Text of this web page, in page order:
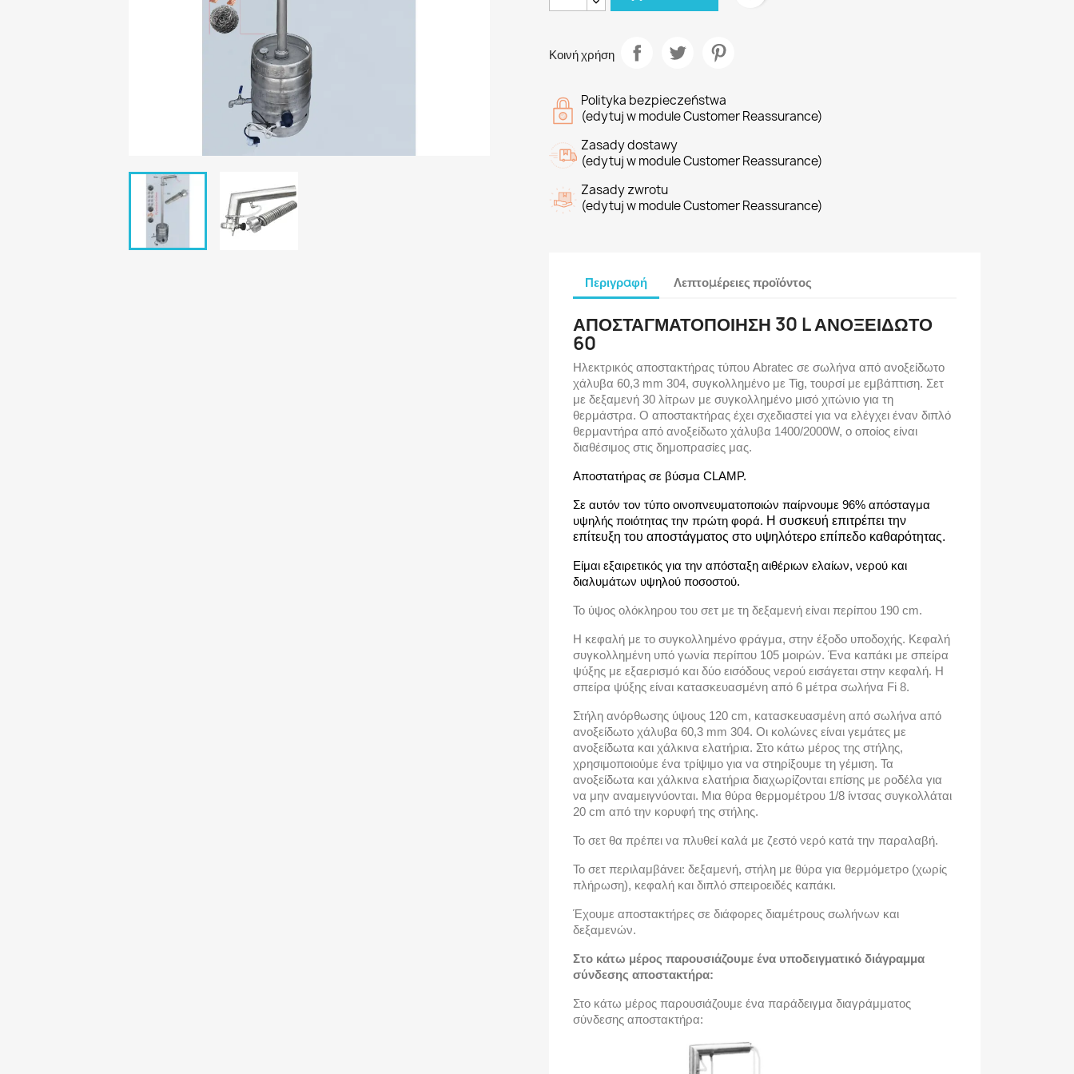
Κοινή χρήση
Polityka bezpieczeństwa
(edytuj w module Customer Reassurance)
Zasady dostawy
(edytuj w module Customer Reassurance)
Zasady zwrotu
(edytuj w module Customer Reassurance)
Περιγραφή Λεπτομέρειες προϊόντος
ΑΠΟΣΤΑΓΜΑΤΟΠΟΙΗΣΗ 30 L ΑΝΟΞΕΙΔΩΤΟ
60
Ηλεκτρικός αποστακτήρας τύπου Abratec σε σωλήνα από ανοξείδωτο
χάλυβα 60,3 mm 304, συγκολλημένο με Tig, τουρσί με εμβάπτιση. Σετ
με δεξαμενή 30 λίτρων με συγκολλημένο μισό χιτώνιο για τη
θερμάστρα. Ο αποστακτήρας έχει σχεδιαστεί για να ελέγχει έναν διπλό
θερμαντήρα από ανοξείδωτο χάλυβα 1400/2000W, ο οποίος είναι
διαθέσιμος στις δημοπρασίες μας.
Αποστατήρας σε βύσμα CLAMP.
Σε αυτόν τον τύπο οινοπνευματοποιών παίρνουμε 96% απόσταγμα
υψηλής ποιότητας την πρώτη φορά. Η συσκευή επιτρέπει την
επίτευξη του αποστάγματος στο υψηλότερο επίπεδο καθαρότητας.
Είμαι εξαιρετικός για την απόσταξη αιθέριων ελαίων, νερού και
διαλυμάτων υψηλού ποσοστού.
Το ύψος ολόκληρου του σετ με τη δεξαμενή είναι περίπου 190 cm.
Η κεφαλή με το συγκολλημένο φράγμα, στην έξοδο υποδοχής. Κεφαλή
συγκολλημένη υπό γωνία περίπου 105 μοιρών. Ένα καπάκι με σπείρα
ψύξης με εξαερισμό και δύο εισόδους νερού εισάγεται στην κεφαλή. Η
σπείρα ψύξης είναι κατασκευασμένη από 6 μέτρα σωλήνα Fi 8.
Στήλη ανόρθωσης ύψους 120 cm, κατασκευασμένη από σωλήνα από
ανοξείδωτο χάλυβα 60,3 mm 304. Οι κολώνες είναι γεμάτες με
ανοξείδωτα και χάλκινα ελατήρια. Στο κάτω μέρος της στήλης,
χρησιμοποιούμε ένα τρίψιμο για να στηρίξουμε τη γέμιση. Τα
ανοξείδωτα και χάλκινα ελατήρια διαχωρίζονται επίσης με ροδέλα για
να μην αναμειγνύονται. Μια θύρα θερμομέτρου 1/8 ίντσας συγκολλάται
20 cm από την κορυφή της στήλης.
Το σετ θα πρέπει να πλυθεί καλά με ζεστό νερό κατά την παραλαβή.
Το σετ περιλαμβάνει: δεξαμενή, στήλη με θύρα για θερμόμετρο (χωρίς
πλήρωση), κεφαλή και διπλό σπειροειδές καπάκι.
Έχουμε αποστακτήρες σε διάφορες διαμέτρους σωλήνων και
δεξαμενών.
Στο κάτω μέρος παρουσιάζουμε ένα υποδειγματικό διάγραμμα
σύνδεσης αποστακτήρα:
Στο κάτω μέρος παρουσιάζουμε ένα παράδειγμα διαγράμματος
σύνδεσης αποστακτήρα: